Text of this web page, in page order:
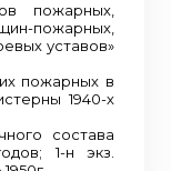
пожарных,
пожарных,
уставов»
пожарных в
1940-х
состава
1-н экз.